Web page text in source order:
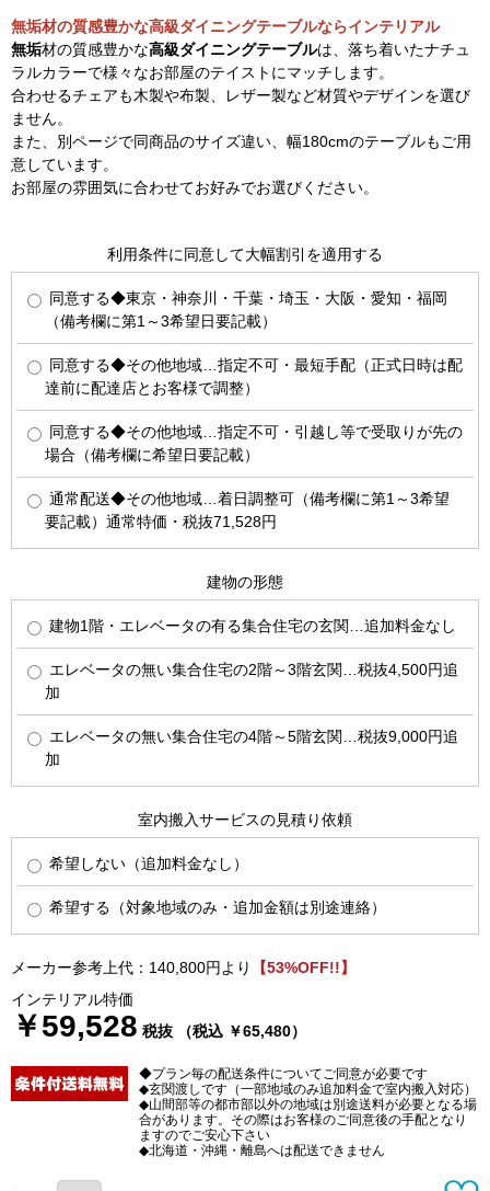
無垢材の質感豊かな高級ダイニングテーブルならインテリアル
無垢材の質感豊かな高級ダイニングテーブルは、落ち着いたナチュ
ラルカラーで様々なお部屋のテイストにマッチします。
合わせるチェアも木製や布製、レザー製など材質やデザインを選び
ません。
また、別ページで同商品のサイズ違い、幅180cmのテーブルもご用
意しています。
お部屋の雰囲気に合わせてお好みでお選びください。
利用条件に同意して大幅割引を適用する
同意する◆東京・神奈川・千葉・埼玉・大阪・愛知・福岡
（備考欄に第1～3希望日要記載）
同意する◆その他地域…指定不可・最短手配（正式日時は配
達前に配達店とお客様で調整）
同意する◆その他地域…指定不可・引越し等で受取りが先の
場合（備考欄に希望日要記載）
通常配送◆その他地域…着日調整可（備考欄に第1～3希望
要記載）通常特価・税抜71,528円
建物の形態
建物1階・エレベータの有る集合住宅の玄関…追加料金なし
エレベータの無い集合住宅の2階～3階玄関…税抜4,500円追
加
エレベータの無い集合住宅の4階～5階玄関…税抜9,000円追
加
室内搬入サービスの見積り依頼
希望しない（追加料金なし）
希望する（対象地域のみ・追加金額は別途連絡）
メーカー参考上代：140,800円より
【53%OFF!!】
インテリアル特価
￥59,528 税抜 （税込 ￥65,480）
◆プラン毎の配送条件についてご同意が必要です
◆玄関渡しです（一部地域のみ追加料金で室内搬入対応）
◆山間部等の都市部以外の地域は別途送料が必要となる場
合があります。その際はお客様のご同意後の手配となり
ますのでご安心下さい
◆北海道・沖縄・離島へは配送できません